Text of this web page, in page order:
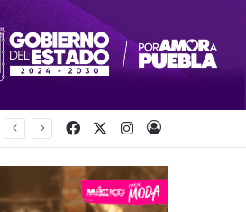
FacebookInstagram
Acceso